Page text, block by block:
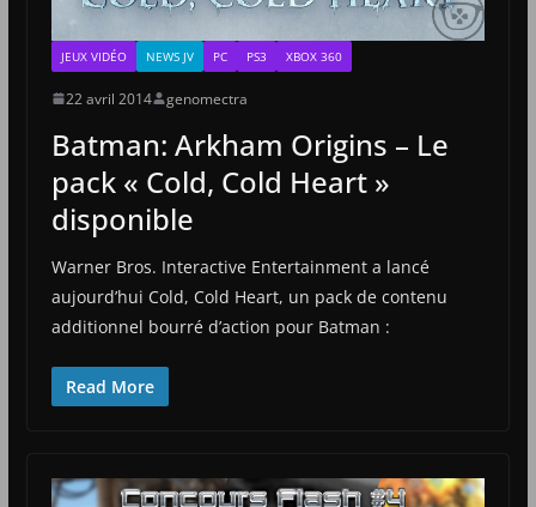
JEUX VIDÉO NEWS JV PC PS3 XBOX 360
22 avril 2014 genomectra
Batman: Arkham Origins – Le
pack « Cold, Cold Heart »
disponible
Warner Bros. Interactive Entertainment a lancé
aujourd’hui Cold, Cold Heart, un pack de contenu
additionnel bourré d’action pour Batman :
Read More